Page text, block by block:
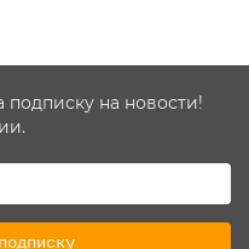
на новости!